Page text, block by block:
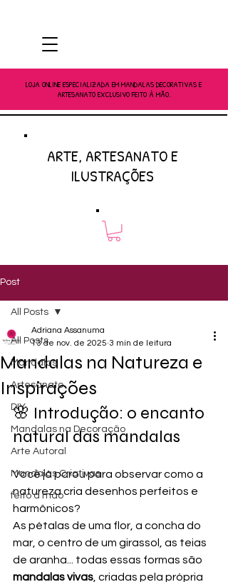
LOJA ONLINE ESPECIALIZADA EM MANDALAS DECORATIVAS E
ARTESANATO EXCLUSIVO FEITO À MÃO.
ARTE, ARTESANATO E
ILUSTRAÇÕES
Post
All Posts
Mandalas
Artesanato
DIY
Mandalas na Decoração
Arte Autoral
Mandalas Criativas
feito à mão
All Posts
Mandalas na Natureza e
Inspirações
Adriana Assanuma
13 de nov. de 2025 3 min de leitura
🌸 Introdução: o encanto
natural das mandalas
Você já parou para observar como a
natureza cria desenhos perfeitos e
harmônicos?
As pétalas de uma flor, a concha do
mar, o centro de um girassol, as teias
de aranha... todas essas formas são
mandalas vivas , criadas pela própria